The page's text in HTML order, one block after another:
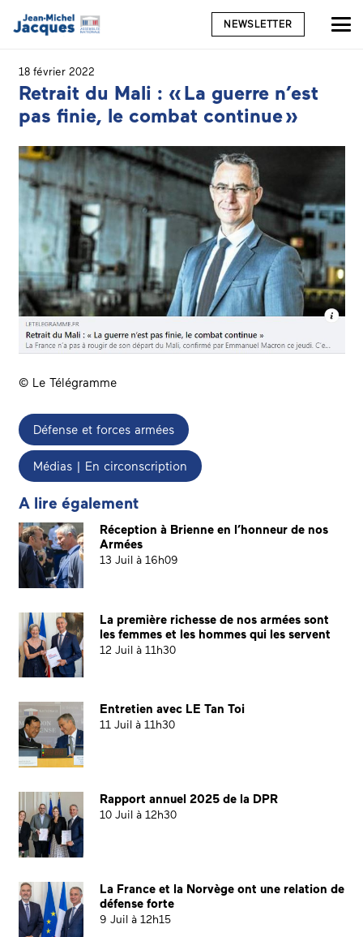
NEWSLETTER
18 février 2022
Retrait du Mali : « La guerre n’est
pas finie, le combat continue »
© Le Télégramme
Défense et forces armées
Médias | En circonscription
A lire également
Réception à Brienne en l’honneur de nos
Armées
13 Juil à 16h09
La première richesse de nos armées sont
les femmes et les hommes qui les servent
12 Juil à 11h30
Entretien avec LE Tan Toi
11 Juil à 11h30
Rapport annuel 2025 de la DPR
10 Juil à 12h30
La France et la Norvège ont une relation de
défense forte
9 Juil à 12h15